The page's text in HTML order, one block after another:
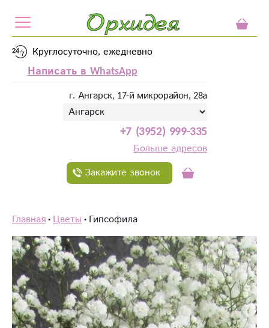
Круглосуточно, ежедневно
Написать в WhatsApp
г. Ангарск, 17-й микрорайон, 28а
+7 (3952) 999-335
Больше адресов
Закажите звонок
Главная Цветы Гипсофила